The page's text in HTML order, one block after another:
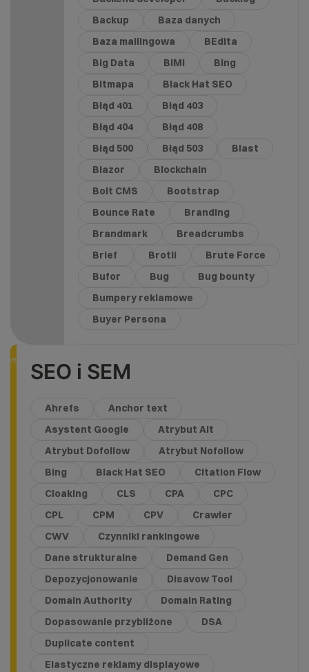
Backup
Baza danych
Baza mailingowa
BEdita
Big Data
BIMI
Bing
Bitmapa
Black Hat SEO
Błąd 401
Błąd 403
Błąd 404
Błąd 408
Błąd 500
Błąd 503
Blast
Blazor
Blockchain
Bolt CMS
Bootstrap
Bounce Rate
Branding
Brandmark
Breadcrumbs
Brief
Brotli
Brute Force
Bufor
Bug
Bug bounty
Bumpery reklamowe
Buyer Persona
SEO i SEM
Ahrefs
Anchor text
Asystent Google
Atrybut Alt
Atrybut Dofollow
Atrybut Nofollow
Bing
Black Hat SEO
Citation Flow
Cloaking
CLS CPA
CPC
CPL
CPM CPV
Crawler
CWV
Czynniki rankingowe
Dane strukturalne
Demand Gen
Depozycjonowanie
Disavow Tool
Domain Authority
Domain Rating
Dopasowanie przybliżone
DSA
Duplicate content
Elastyczne reklamy displayowe